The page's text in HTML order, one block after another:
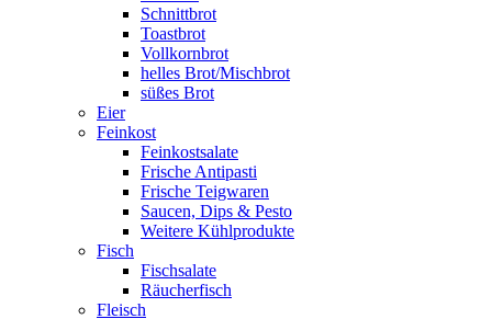
Schnittbrot
Toastbrot
Vollkornbrot
helles Brot/Mischbrot
süßes Brot
Eier
Feinkost
Feinkostsalate
Frische Antipasti
Frische Teigwaren
Saucen, Dips & Pesto
Weitere Kühlprodukte
Fisch
Fischsalate
Räucherfisch
Fleisch